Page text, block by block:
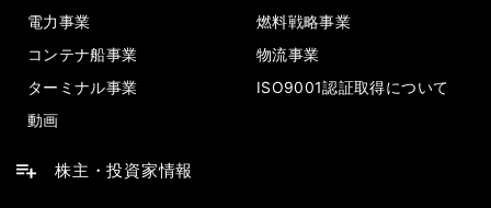
電力事業
燃料戦略事業
コンテナ船事業
物流事業
ターミナル事業
ISO9001認証取得について
動画
株主・投資家情報